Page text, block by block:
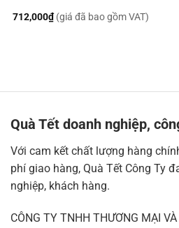
712,000₫ (giá đã bao gồm VAT)
Quà Tết doanh nghiệp,
Với cam kết chất lượng hàng
phí giao hàng, Quà Tết Công Ty
nghiệp, khách hàng.
CÔNG TY TNHH THƯƠNG MẠI